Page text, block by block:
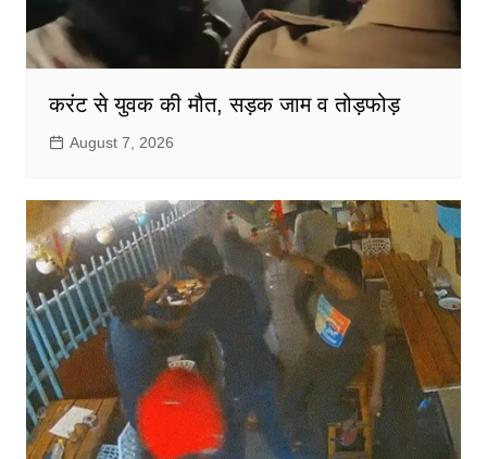
करंट से युवक की मौत, सड़क जाम व तोड़फोड़
August 7, 2026